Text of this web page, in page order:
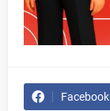
Facebook